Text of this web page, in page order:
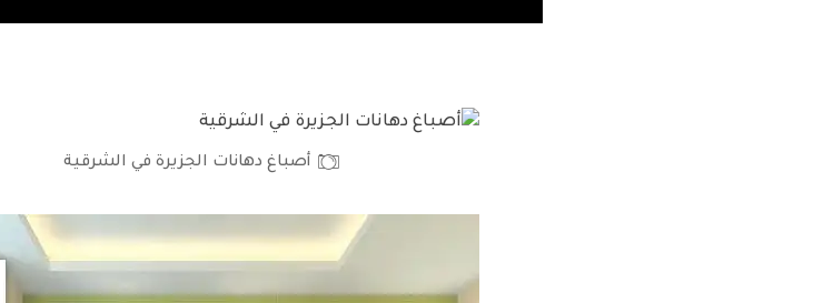
أصباغ دهانات الجزيرة في الشرقية